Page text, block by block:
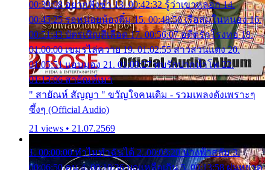
00:39:08 อยากฟังซ้ำ 13. 00:42:32 รู้ว่าเขาหลอก 14.
00:45:25 รอหน่อยน้องติ๋ม 15. 00:48:56 เรือล่มในหนอง 16.
00:51:43 บัตรเชิญสีเลือด 17. 00:56:07 อดีตรักโรงทอ 18.
01:00:00 เขมรไล่ควาย 19. 01:02:55 สาวสวนแตง 20.
01:05:51 แอบมอง 21. 01:09:27 พบรักปากน้ำโพ 22.
01:13:06 สายัณห์เมา
" สายัณห์ สัญญา " ขวัญใจคนเดิม - รวมเพลงดังเพราะๆ
ซึ้งๆ (Official Audio)
21 views • 21.07.2569
1. 00:00:00 ทำไมทำฉันได้ 2. 00:03:20 นางฟ้าสลัม 3.
00:06:50 คน 4. 00:10:36 บุญเหลือเกิน 5. 00:13:58 ฝนหยาด